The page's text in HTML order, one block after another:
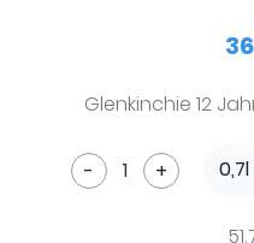
Glenkinchie 12
- +